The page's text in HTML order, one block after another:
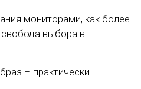
мониторами, как более
свобода выбора в
– практически